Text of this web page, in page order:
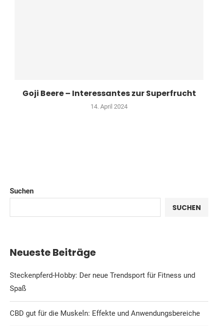
Goji Beere – Interessantes zur Superfrucht
14. April 2024
Suchen
SUCHEN
Neueste Beiträge
Steckenpferd-Hobby: Der neue Trendsport für Fitness und
Spaß
CBD gut für die Muskeln: Effekte und Anwendungsbereiche